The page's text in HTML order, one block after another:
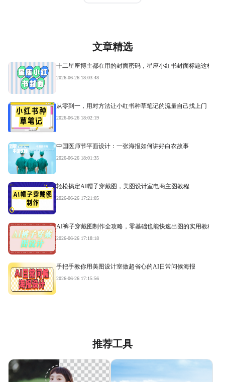
文章精选
十二星座博主都在用的封面密码，星座小红书封面标题这样写
2026-06-26 18:03:48
从零到一，用对方法让小红书种草笔记的流量自己找上门
2026-06-26 18:02:19
中国医师节平面设计：一张海报如何讲好白衣故事
2026-06-26 18:01:35
轻松搞定AI帽子穿戴图，美图设计室电商主图教程
2026-06-26 17:21:05
AI裤子穿戴图制作全攻略，零基础也能快速出图的实用教程
2026-06-26 17:18:18
手把手教你用美图设计室做超省心的AI日常问候海报
2026-06-26 17:15:56
推荐工具